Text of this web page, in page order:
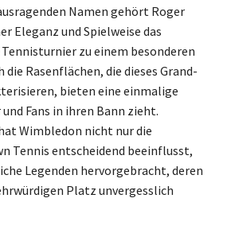
Namen gehört Roger
Eleganz und Spielweise das
zu einem besonderen
die Rasenflächen, die dieses Grand-
bieten eine einmalige
und Fans in ihren Bann zieht.
Wimbledon nicht nur die
Tennis entscheidend beeinflusst,
Legenden hervorgebracht, deren
Platz unvergesslich